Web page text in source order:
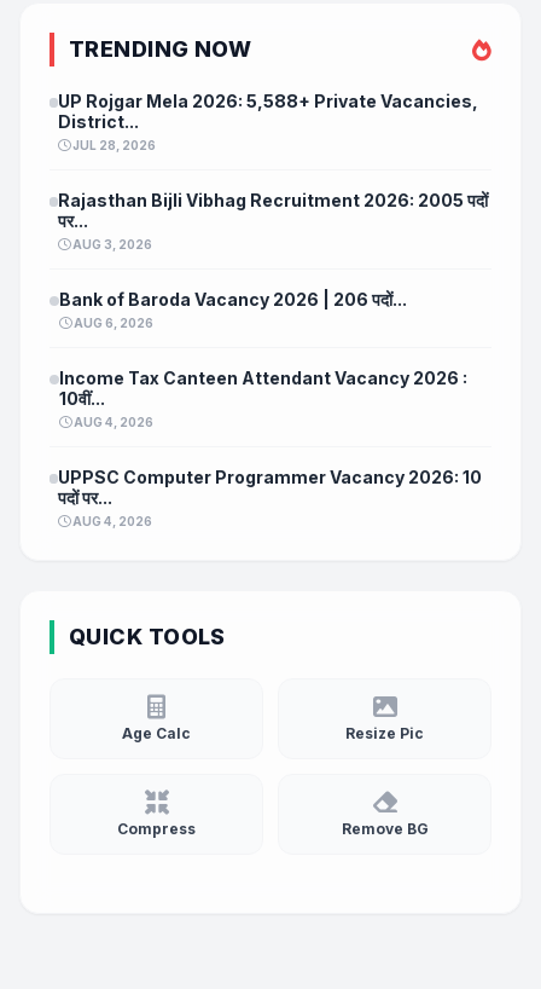
TRENDING NOW
UP Rojgar Mela 2026: 5,588+ Private Vacancies,
District...
JUL 28, 2026
Rajasthan Bijli Vibhag Recruitment 2026: 2005 पदों
पर...
AUG 3, 2026
Bank of Baroda Vacancy 2026 | 206 पदों...
AUG 6, 2026
Income Tax Canteen Attendant Vacancy 2026 :
10वीं...
AUG 4, 2026
UPPSC Computer Programmer Vacancy 2026: 10
पदों पर...
AUG 4, 2026
QUICK TOOLS
Age Calc Resize Pic
Compress Remove BG